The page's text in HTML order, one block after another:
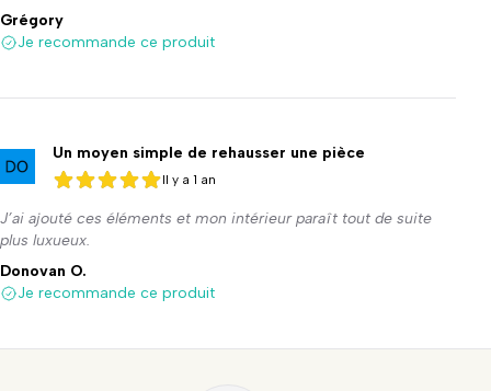
Grégory
Je recommande ce produit
Un moyen simple de rehausser une pièce
5 sur 5
5 sur 5
Il y a 1 an
J’ai ajouté ces éléments et mon intérieur paraît tout de suite
plus luxueux.
Donovan O.
Je recommande ce produit